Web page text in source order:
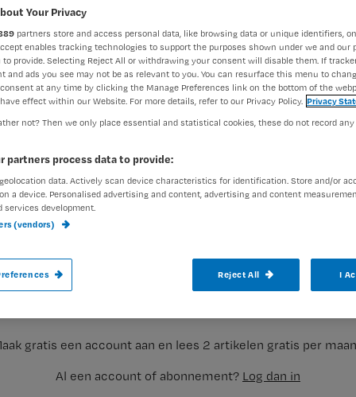
Auteur:Redactie Nursing2 juni 2017
Registreren
gratis een account aan en lees 2 artikelen gratis per
Al een account of abonnement? Log dan in
Personeel van ziekenhuis MST in
bedrijfskleding.
Ook mag er alleen nog maar een sigaret worden opgestoken
Your Privacy
partners store and access personal data, like browsing data or unique identifiers,
enables tracking technologies to support the purposes shown under we and our
to provide. Selecting Reject All or withdrawing your consent will disable them. If
and ads you see may not be as relevant to you. You can resurface this menu to
at any time by clicking the Manage Preferences link on the bottom of the
effect within our Website. For more details, refer to our Privacy Policy. Privacy
not? Then we only place essential and statistical cookies, these do not record
partners process data to provide:
data. Actively scan device characteristics for identification. Store and/or
a device. Personalised advertising and content, advertising and content
services development.
(vendors)
Reject All I